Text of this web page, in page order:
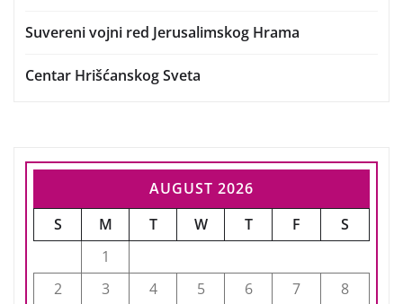
Suvereni vojni red Jerusalimskog Hrama
Centar Hrišćanskog Sveta
AUGUST 2026
S
M T W T F
S
1
2
3 4 5 6 7 8